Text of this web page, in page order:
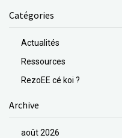
Catégories
Actualités
Ressources
RezoEE cé koi ?
Archive
août 2026